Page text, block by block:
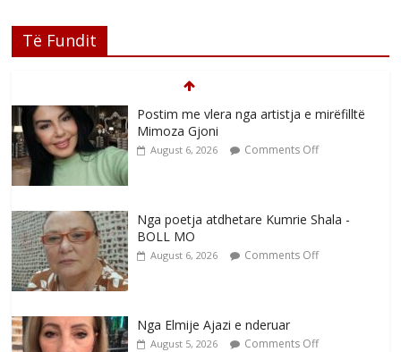
Të Fundit
Postim me vlera nga artistja e mirëfilltë
Mimoza Gjoni
August 6, 2026 Comments Off
Nga poetja atdhetare Kumrie Shala -
BOLL MO
August 6, 2026 Comments Off
Nga Elmije Ajazi e nderuar
August 5, 2026 Comments Off